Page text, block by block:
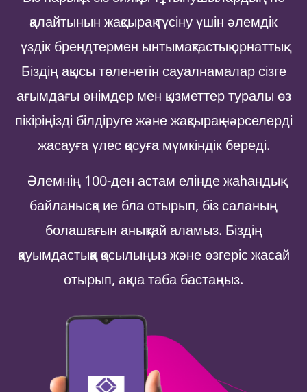
қалайтынын жақсырақ түсіну үшін әлемдік
үздік брендтермен ынтымақтастық орнаттық.
Біздің ақысы төленетін сауалнамалар сізге
ағымдағы өнімдер мен қызметтер туралы өз
пікіріңізді білдіруге және жақсырақ нәрселерді
жасауға үлес қосуға мүмкіндік береді.
Әлемнің 100-ден астам елінде жаһандық
байланысқа ие бла отырып, біз саланың
болашағын анықтай аламыз. Біздің
қауымдастыққа қосылыңыз және өзгеріс жасай
отырып, ақша таба бастаңыз.